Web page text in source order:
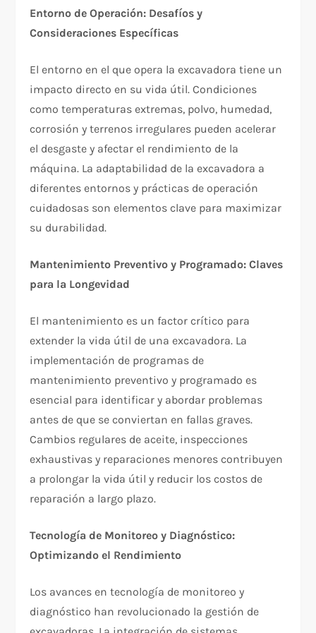
Entorno de Operación: Desafíos y
Consideraciones Específicas
El entorno en el que opera la excavadora tiene un
impacto directo en su vida útil. Condiciones
como temperaturas extremas, polvo, humedad,
corrosión y terrenos irregulares pueden acelerar
el desgaste y afectar el rendimiento de la
máquina. La adaptabilidad de la excavadora a
diferentes entornos y prácticas de operación
cuidadosas son elementos clave para maximizar
su durabilidad.
Mantenimiento Preventivo y Programado: Claves
para la Longevidad
El mantenimiento es un factor crítico para
extender la vida útil de una excavadora. La
implementación de programas de
mantenimiento preventivo y programado es
esencial para identificar y abordar problemas
antes de que se conviertan en fallas graves.
Cambios regulares de aceite, inspecciones
exhaustivas y reparaciones menores contribuyen
a prolongar la vida útil y reducir los costos de
reparación a largo plazo.
Tecnología de Monitoreo y Diagnóstico:
Optimizando el Rendimiento
Los avances en tecnología de monitoreo y
diagnóstico han revolucionado la gestión de